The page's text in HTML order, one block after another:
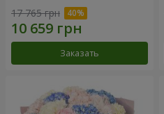
17 765 грн
Заказать